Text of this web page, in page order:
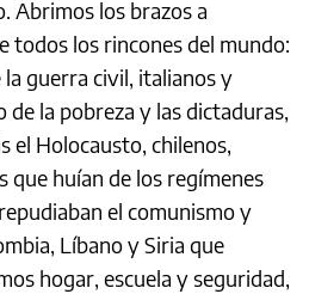
Abrimos los brazos a
todos los rincones del mundo:
guerra civil, italianos y
de la pobreza y las dictaduras,
el Holocausto, chilenos,
huían de los regímenes
el comunismo y
Líbano y Siria que
hogar, escuela y seguridad,